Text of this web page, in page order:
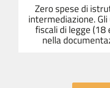
Zero spese di
intermediazione.
fiscali di legge
nella